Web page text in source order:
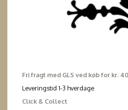
Fri fragt med GLS ved køb for kr.
Leveringstid 1-3 hverdage
Click & Collect